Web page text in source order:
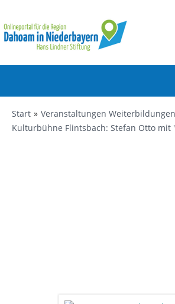
Start
Veranstaltungen Weiterbildungen
Kulturbühne Flintsbach: Stefan Otto mit